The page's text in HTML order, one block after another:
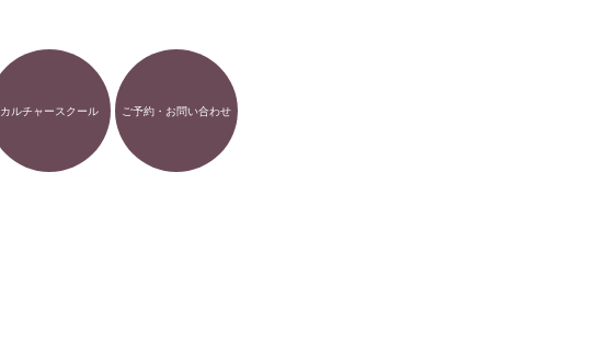
カルチャースクール ご予約・お問い合わせ